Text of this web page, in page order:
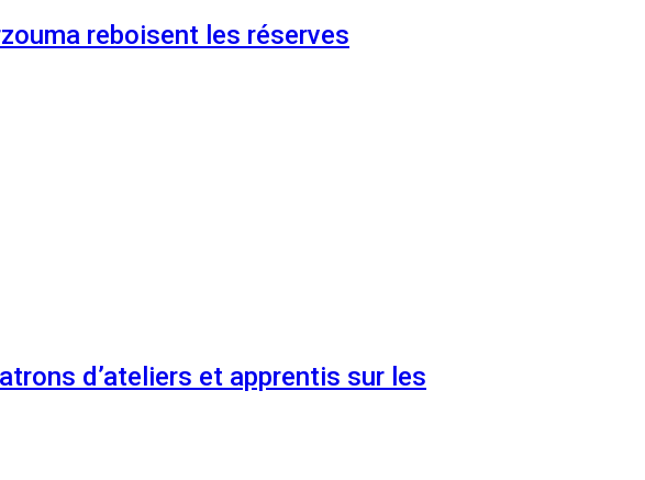
reboisent les réserves
d’ateliers et apprentis sur les